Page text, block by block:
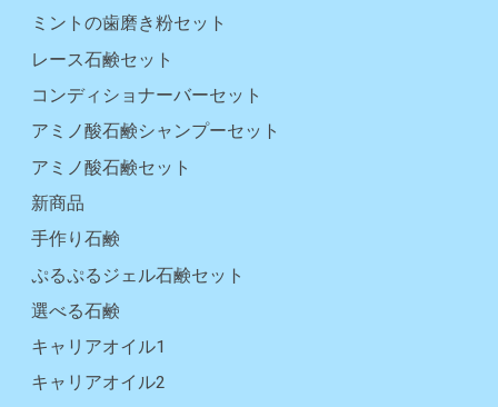
ミントの歯磨き粉セット
レース石鹸セット
コンディショナーバーセット
アミノ酸石鹸シャンプーセット
アミノ酸石鹸セット
新商品
手作り石鹸
ぷるぷるジェル石鹸セット
選べる石鹸
キャリアオイル1
キャリアオイル2